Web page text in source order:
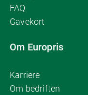
FAQ
Gavekort
Om Europris
Karriere
Om bedriften